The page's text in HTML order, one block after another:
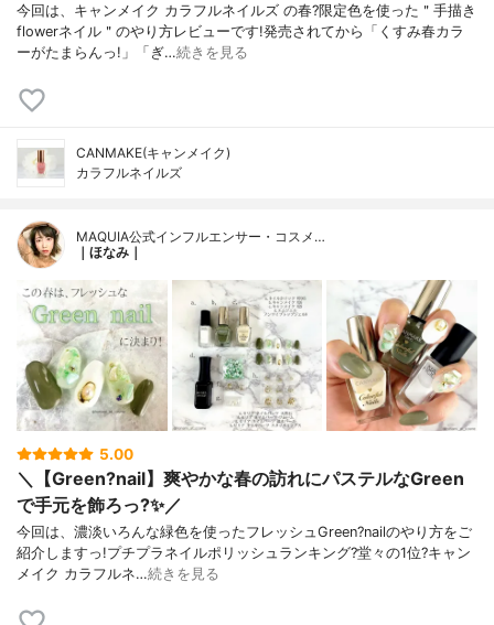
今回は、キャンメイク カラフルネイルズ の春?限定色を使った＂手描き
flowerネイル＂のやり方レビューです!発売されてから「くすみ春カラ
ーがたまらんっ!」「ぎ…続きを見る
CANMAKE(キャンメイク)
カラフルネイルズ
MAQUIA公式インフルエンサー・コスメ…
｜ほなみ｜
5.00
＼【Green?nail】爽やかな春の訪れにパステルなGreen
で手元を飾ろっ?✨／
今回は、濃淡いろんな緑色を使ったフレッシュGreen?nailのやり方をご
紹介しますっ!プチプラネイルポリッシュランキング?堂々の1位?キャン
メイク カラフルネ…続きを見る